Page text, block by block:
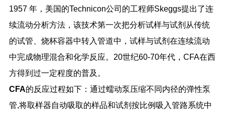
1957 年，美国的Technicon公司的工程师Skeggs提出了连
续流动分析方法，该技术第一次把分析试样与试剂从传统
的试管、烧杯容器中转入管道中，试样与试剂在连续流动
中完成物理混合和化学反应。 20世纪60-70年代， CFA在西
方得到过一定程度的普及。
CFA的反应过程如下：通过蠕动泵压缩不同内径的弹性泵
管,将取样器自动吸取的样品和试剂按比例吸入管路系统中